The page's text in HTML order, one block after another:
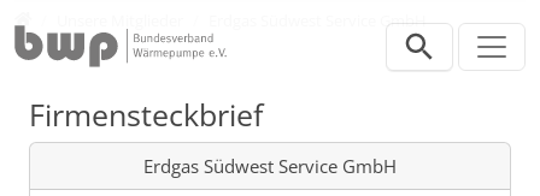
Erdgas Südwest Service GmbH
Firmensteckbrief
Erdgas Südwest Service GmbH